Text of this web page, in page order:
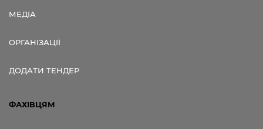
МЕДІА
ОРГАНІЗАЦІЇ
ДОДАТИ ТЕНДЕР
ФАХІВЦЯМ